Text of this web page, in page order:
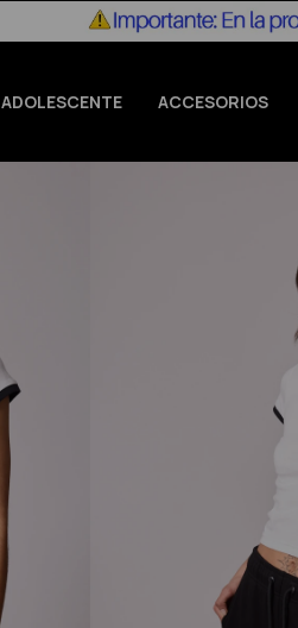
ADOLESCENTE ACCESORIOS